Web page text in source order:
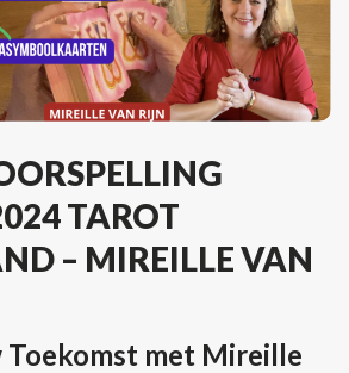
TAROT
– MIREILLE VAN
met Mireille